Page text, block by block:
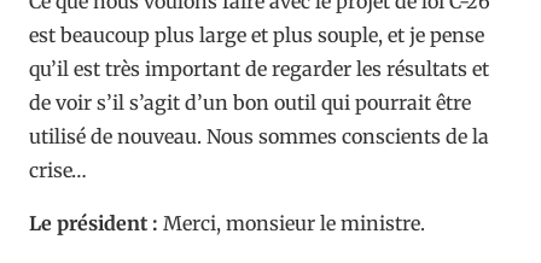
est beaucoup plus large et plus souple, et je pense
qu’il est très important de regarder les résultats et
de voir s’il s’agit d’un bon outil qui pourrait être
utilisé de nouveau. Nous sommes conscients de la
crise…
Le président : Merci, monsieur le ministre.